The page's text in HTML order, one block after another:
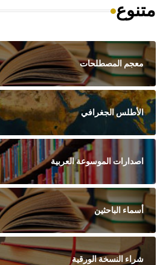
متنوع
معجم المصطلحات
الأطلس الجغرافي
اصدارات الموسوعة العربية
أسماء الباحثين
شراء النسخة الورقية